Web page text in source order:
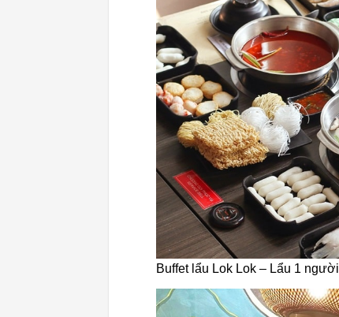
Buffet lẩu Lok Lok – Lẩu 1 người